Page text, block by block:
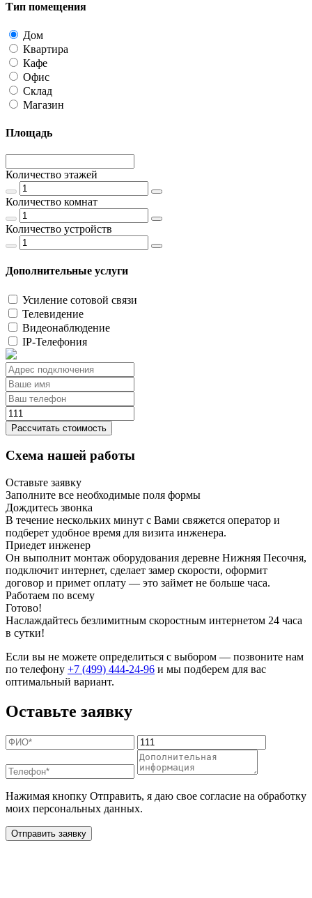
Тип помещения
Дом
Квартира
Кафе
Офис
Склад
Магазин
Площадь
Количество этажей
Количество комнат
Количество устройств
Дополнительные услуги
Усиление сотовой связи
Телевидение
Видеонаблюдение
IP-Телефония
Рассчитать стоимость
Схема нашей работы
Оставьте заявку
Заполните все необходимые поля формы
Дождитесь звонка
В течение нескольких минут с Вами свяжется оператор и
подберет удобное время для визита инженера.
Приедет инженер
Он выполнит монтаж оборудования деревне Нижняя Песочня,
подключит интернет, сделает замер скорости, оформит
договор и примет оплату — это займет не больше часа.
Работаем по всему
Готово!
Наслаждайтесь безлимитным скоростным интернетом 24 часа
в сутки!
Если вы не можете определиться с выбором — позвоните нам
по телефону +7 (499) 444-24-96 и мы подберем для вас
оптимальный вариант.
Оставьте заявку
Нажимая кнопку Отправить, я даю свое согласие на обработку
моих персональных данных.
Отправить заявку